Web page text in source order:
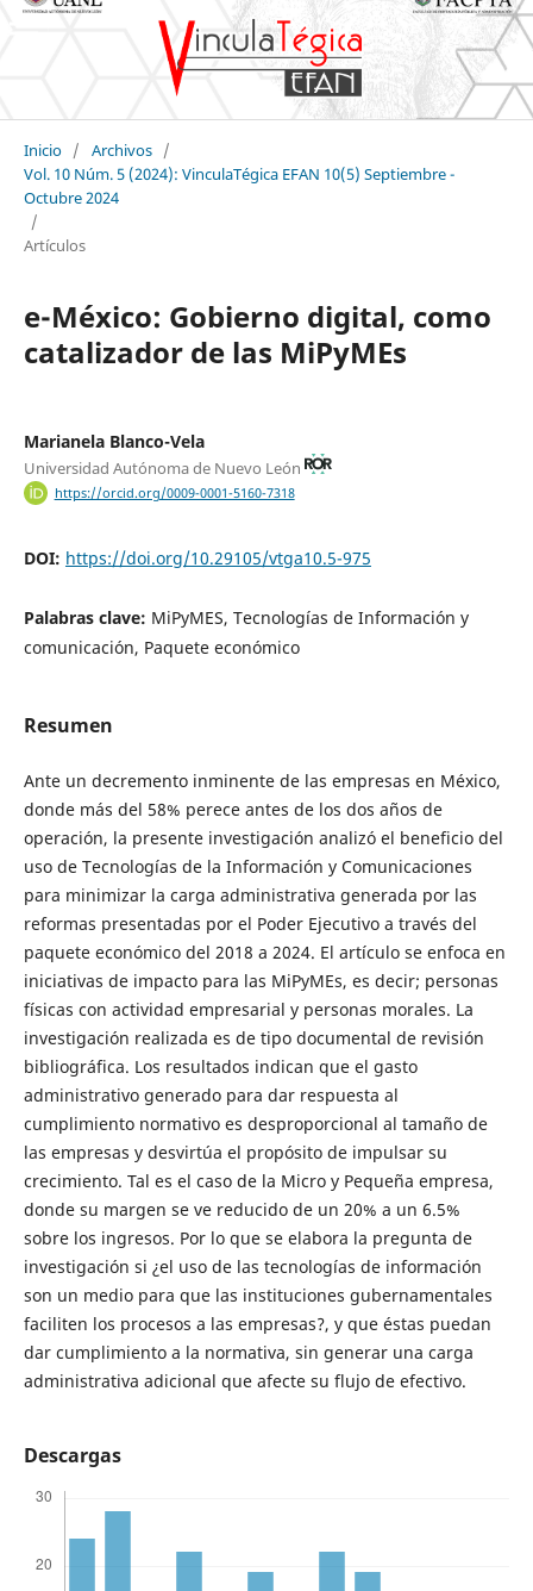
Inicio / Archivos /
Vol. 10 Núm. 5 (2024): VinculaTégica EFAN 10(5) Septiembre -
Octubre 2024
/
Artículos
e-México: Gobierno digital, como
catalizador de las MiPyMEs
Marianela Blanco-Vela
Universidad Autónoma de Nuevo León
https://orcid.org/0009-0001-5160-7318
DOI: https://doi.org/10.29105/vtga10.5-975
Palabras clave: MiPyMES, Tecnologías de Información y
comunicación, Paquete económico
Resumen
Ante un decremento inminente de las empresas en México,
donde más del 58% perece antes de los dos años de
operación, la presente investigación analizó el beneficio del
uso de Tecnologías de la Información y Comunicaciones
para minimizar la carga administrativa generada por las
reformas presentadas por el Poder Ejecutivo a través del
paquete económico del 2018 a 2024. El artículo se enfoca en
iniciativas de impacto para las MiPyMEs, es decir; personas
físicas con actividad empresarial y personas morales. La
investigación realizada es de tipo documental de revisión
bibliográfica. Los resultados indican que el gasto
administrativo generado para dar respuesta al
cumplimiento normativo es desproporcional al tamaño de
las empresas y desvirtúa el propósito de impulsar su
crecimiento. Tal es el caso de la Micro y Pequeña empresa,
donde su margen se ve reducido de un 20% a un 6.5%
sobre los ingresos. Por lo que se elabora la pregunta de
investigación si ¿el uso de las tecnologías de información
son un medio para que las instituciones gubernamentales
faciliten los procesos a las empresas?, y que éstas puedan
dar cumplimiento a la normativa, sin generar una carga
administrativa adicional que afecte su flujo de efectivo.
Descargas